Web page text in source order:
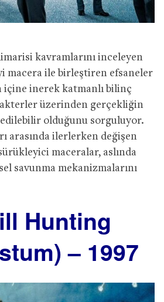
kavramlarını inceleyen
macera ile birleştiren efsaneler
içine inerek katmanlı bilinç
üzerinden gerçekliğin
olduğunu sorguluyor.
arasında ilerlerken değişen
maceralar, aslında
savunma mekanizmalarını
Hunting
– 1997